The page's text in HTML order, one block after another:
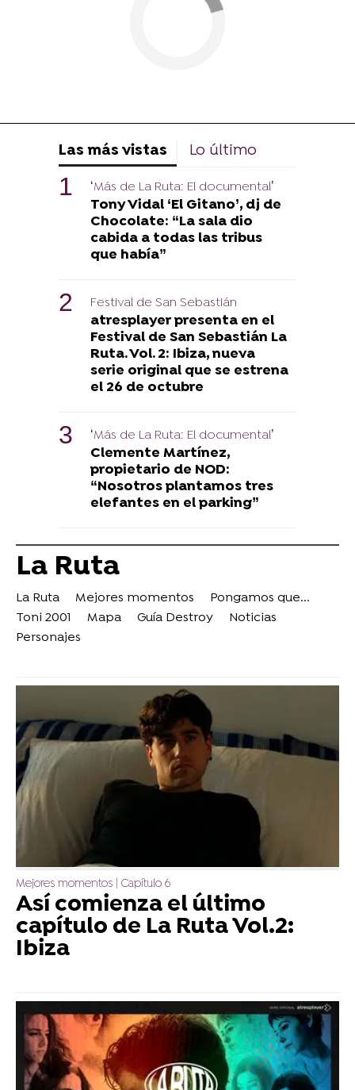
Las más vistas Lo último
‘Más de La Ruta: El documental’
Tony Vidal ‘El Gitano’, dj de
Chocolate: “La sala dio
cabida a todas las tribus
que había”
Festival de San Sebastián
atresplayer presenta en el
Festival de San Sebastián La
Ruta. Vol. 2: Ibiza, nueva
serie original que se estrena
el 26 de octubre
‘Más de La Ruta: El documental’
Clemente Martínez,
propietario de NOD:
“Nosotros plantamos tres
elefantes en el parking”
La Ruta
La Ruta Mejores momentos
Pongamos que...
Toni 2001
Mapa Guía Destroy
Noticias
Personajes
Mejores momentos | Capítulo 6
Así comienza el último
capítulo de La Ruta Vol.2:
Ibiza